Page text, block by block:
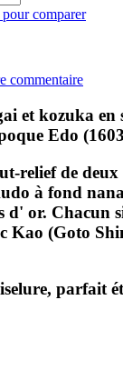
comparer
commentaire
et kozuka en
Edo
relief de
à fond
d' or. Chacun
Kao (Goto
parfait